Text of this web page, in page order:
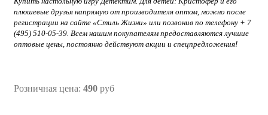
плюшевые друзья напрямую от производителя оптом, можно после
регистрации на сайте «Стиль Жизни» или позвонив по телефону + 7
(495) 510-05-39. Всем нашим покупателям предоставляются лучшие
оптовые цены, постоянно действуют акции и спецпредложения!
Розничная цена: 490 руб